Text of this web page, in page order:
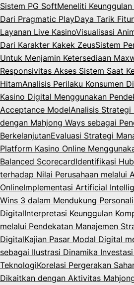
Sistem PG SoftMeneliti
Dari Pragmatic PlayDaya Tarik
Layanan Live KasinoVisualisasi
Dari Karakter Kakek ZeusSistem
Untuk Menjamin Ketersediaan
Responsivitas Akses Sistem Saat
HitamAnalisis Perilaku Konsumen
Kasino Digital Menggunakan
Acceptance ModelAnalisis
dengan Mahjong Ways sebagai
BerkelanjutanEvaluasi Strategi
Platform Kasino Online
Balanced ScorecardIdentifikasi
terhadap Nilai Perusahaan melalui
OnlineImplementasi Artificial
Wins 3 dalam Mendukung
DigitalInterpretasi Keunggulan
melalui Pendekatan Manajemen
DigitalKajian Pasar Modal Digital
sebagai Ilustrasi Dinamika
TeknologiKorelasi Pergerakan
Dikaitkan dengan Aktivitas